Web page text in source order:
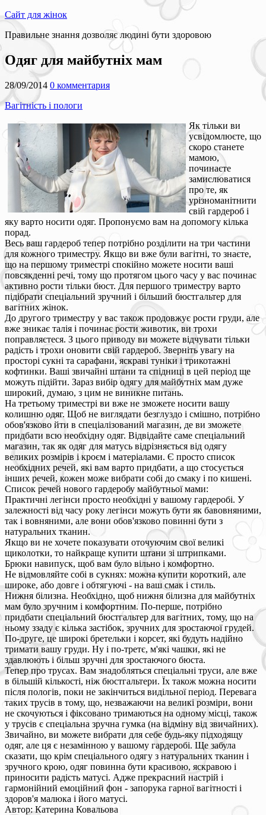
Сайт для жінок
Правильне знання дозволяє людині бути здоровою
Одяг для майбутніх мам
28/09/2014 0 комментария
Вагітність і пологи
Як тільки ви
усвідомлюєте, що
скоро станете
мамою,
починаєте
замислюватися
про те, як
урізноманітнити
свій гардероб і
яку варто носити одяг. Пропонуємо вам на допомогу кілька
порад.
Весь ваш гардероб тепер потрібно розділити на три частини
для кожного триместру. Якщо ви вже були вагітні, то знаєте,
що на першому триместрі спокійно можете носити ваші
повсякденні речі, тому що протягом цього часу у вас починає
активно рости тільки бюст. Для першого триместру варто
підібрати спеціальний зручний і більший бюстгальтер для
вагітних жінок.
До другого триместру у вас також продовжує рости груди, але
вже зникає талія і починає рости животик, ви трохи
поправляєтеся. З цього приводу ви можете відчувати тільки
радість і трохи оновити свій гардероб. Зверніть увагу на
просторі сукні та сарафани, яскраві туніки і трикотажні
кофтинки. Ваші звичайні штани та спідниці в цей період ще
можуть підійти. Зараз вибір одягу для майбутніх мам дуже
широкий, думаю, з цим не виникне питань.
На третьому триместрі ви вже не зможете носити вашу
колишню одяг. Щоб не виглядати безглуздо і смішно, потрібно
обов'язково йти в спеціалізований магазин, де ви зможете
придбати всю необхідну одяг. Відвідайте саме спеціальний
магазин, так як одяг для матусь відрізняється від одягу
великих розмірів і кроєм і матеріалами. Є просто список
необхідних речей, які вам варто придбати, а що стосується
інших речей, кожен може вибрати собі до смаку і по кишені.
Список речей нового гардеробу майбутньої мами:
Практичні легінси просто необхідні у вашому гардеробі. У
залежності від часу року легінси можуть бути як бавовняними,
так і вовняними, але вони обов'язково повинні бути з
натуральних тканин.
Якщо ви не хочете показувати оточуючим свої великі
щиколотки, то найкраще купити штани зі штрипками.
Брюки навипуск, щоб вам було вільно і комфортно.
Не відмовляйте собі в сукнях: можна купити короткий, але
широке, або довге і обтягуючі - на ваш смак і стиль.
Нижня білизна. Необхідно, щоб нижня білизна для майбутніх
мам було зручним і комфортним. По-перше, потрібно
придбати спеціальний бюстгальтер для вагітних, тому, що на
ньому ззаду є кілька застібок, зручних для зростаючої грудей.
По-друге, це широкі бретельки і корсет, які будуть надійно
тримати вашу груди. Ну і по-третє, м'які чашки, які не
здавлюють і більш зручні для зростаючого бюста.
Тепер про трусах. Вам знадобляться спеціальні труси, але вже
в більшій кількості, ніж бюстгальтери. Їх також можна носити
після пологів, поки не закінчиться видільної період. Перевага
таких трусів в тому, що, незважаючи на великі розміри, вони
не скочуються і фіксовано тримаються на одному місці, також
у трусів є спеціальна зручна гумка (на відміну від звичайних).
Звичайно, ви можете вибрати для себе будь-яку підходящу
одяг, але ця є незамінною у вашому гардеробі. Ще забула
сказати, що крім спеціального одягу з натуральних тканин і
зручного крою, одяг повинна бути красивою, яскравою і
приносити радість матусі. Адже прекрасний настрій і
гармонійний емоційний фон - запорука гарної вагітності і
здоров'я малюка і його матусі.
Автор: Катерина Ковальова